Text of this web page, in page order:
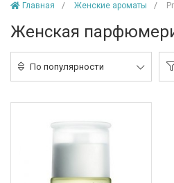
Главная Женские ароматы
Женская
По популярности